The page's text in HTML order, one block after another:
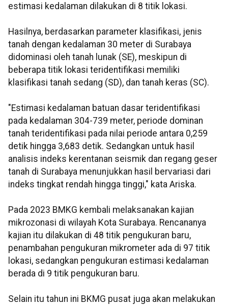
estimasi kedalaman dilakukan di 8 titik lokasi.
Hasilnya, berdasarkan parameter klasifikasi, jenis
tanah dengan kedalaman 30 meter di Surabaya
didominasi oleh tanah lunak (SE), meskipun di
beberapa titik lokasi teridentifikasi memiliki
klasifikasi tanah sedang (SD), dan tanah keras (SC).
"Estimasi kedalaman batuan dasar teridentifikasi
pada kedalaman 304-739 meter, periode dominan
tanah teridentifikasi pada nilai periode antara 0,259
detik hingga 3,683 detik. Sedangkan untuk hasil
analisis indeks kerentanan seismik dan regang geser
tanah di Surabaya menunjukkan hasil bervariasi dari
indeks tingkat rendah hingga tinggi," kata Ariska.
Pada 2023 BMKG kembali melaksanakan kajian
mikrozonasi di wilayah Kota Surabaya. Rencananya
kajian itu dilakukan di 48 titik pengukuran baru,
penambahan pengukuran mikrometer ada di 97 titik
lokasi, sedangkan pengukuran estimasi kedalaman
berada di 9 titik pengukuran baru.
Selain itu tahun ini BKMG pusat juga akan melakukan